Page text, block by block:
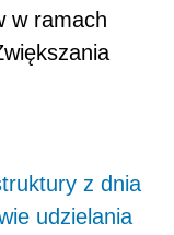
w ramach
z dnia
udzielania